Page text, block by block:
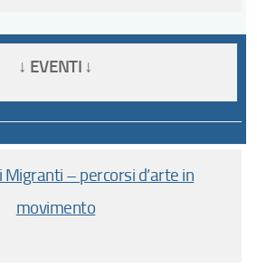
↓ EVENTI ↓
Migranti – percorsi d’arte in
movimento